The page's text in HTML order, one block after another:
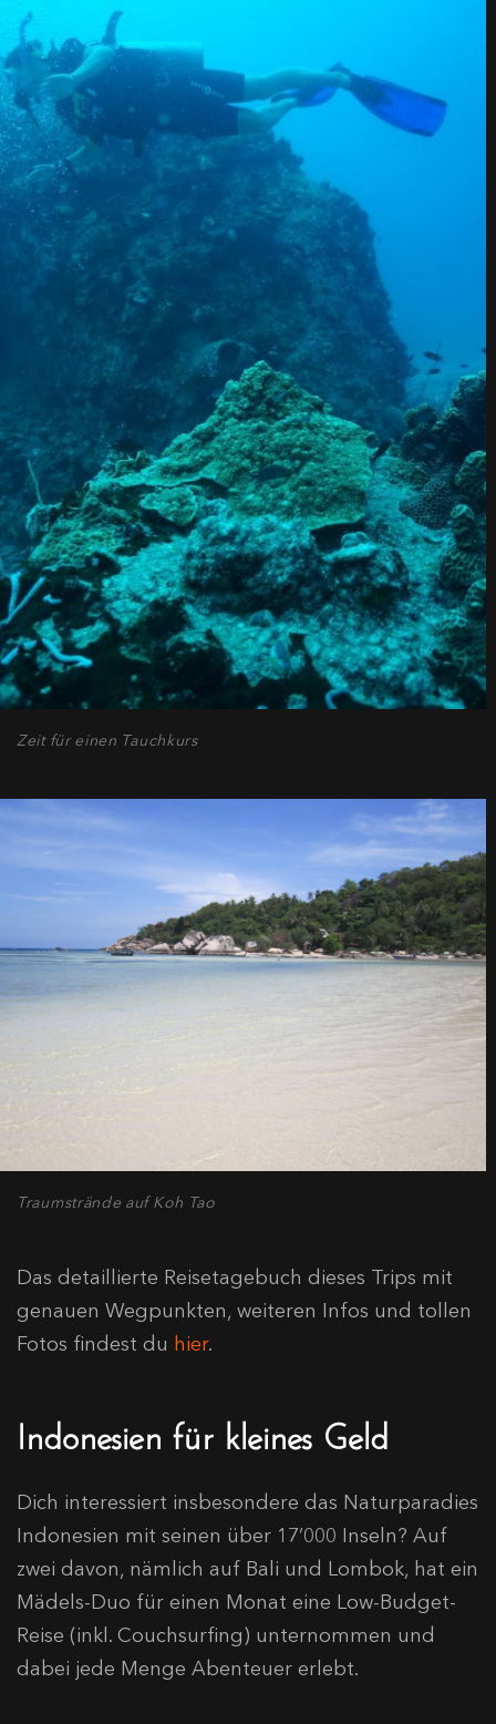
Zeit für einen Tauchkurs
Traumstrände auf Koh Tao
Das detaillierte Reisetagebuch dieses Trips mit
genauen Wegpunkten, weiteren Infos und tollen
Fotos findest du hier.
Indonesien für kleines Geld
Dich interessiert insbesondere das Naturparadies
Indonesien mit seinen über 17’000 Inseln? Auf
zwei davon, nämlich auf Bali und Lombok, hat ein
Mädels-Duo für einen Monat eine Low-Budget-
Reise (inkl. Couchsurfing) unternommen und
dabei jede Menge Abenteuer erlebt.